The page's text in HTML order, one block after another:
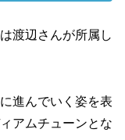
渡辺さんが所属し
進んでいく姿を表
アムチューンとな